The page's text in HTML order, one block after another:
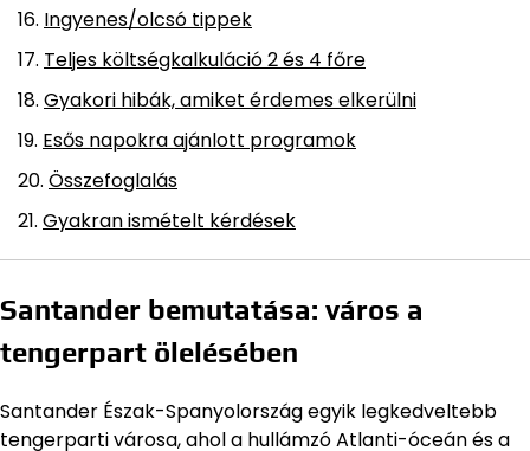
Ingyenes/olcsó tippek
Teljes költségkalkuláció 2 és 4 főre
Gyakori hibák, amiket érdemes elkerülni
Esős napokra ajánlott programok
Összefoglalás
Gyakran ismételt kérdések
Santander bemutatása: város a
tengerpart ölelésében
Santander Észak-Spanyolország egyik legkedveltebb
tengerparti városa, ahol a hullámzó Atlanti-óceán és a